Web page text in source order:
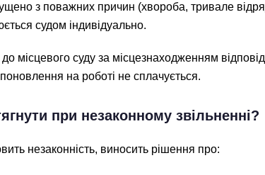
з поважних причин (хвороба, тривале
судом індивідуально.
місцевого суду за місцезнаходженням
на роботі не сплачується.
при незаконному звільненні?
незаконність, виносить рішення про: